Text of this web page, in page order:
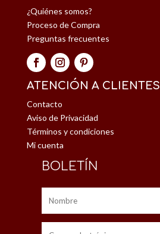
¿Quiénes somos?
Proceso de Compra
Preguntas frecuentes
ATENCIÓN A CLIENTES
Contacto
Aviso de Privacidad
Términos y condiciones
Mi cuenta
BOLETÍN